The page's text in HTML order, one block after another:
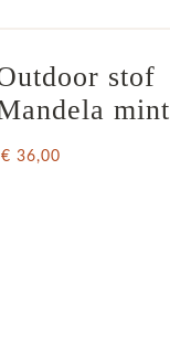
stof
mint
€ 36,00